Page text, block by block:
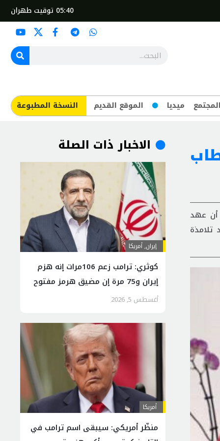
05:40 توقيت طهران
ميديا الموقع القديم ​النسخة المطبوعة
أن عهد
تلامذة
الاخبار ذات الصلة
إيران,أمريكا
كوثري: ترامب زعم 106مرات إنه هزم
إيران و75 مرة إن مضيق هرمز مفتوح
أغسطس 5, 2026
أمريكا
منظّر أمريكي: سيبقى اسم ترامب في